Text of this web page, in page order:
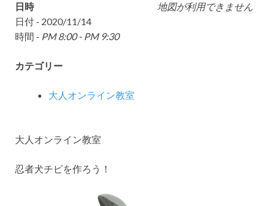
地図が利用できません
日時
日付 - 2020/11/14
時間 - PM 8:00 - PM 9:30
カテゴリー
大人オンライン教室
大人オンライン教室
忍者犬チビを作ろう！